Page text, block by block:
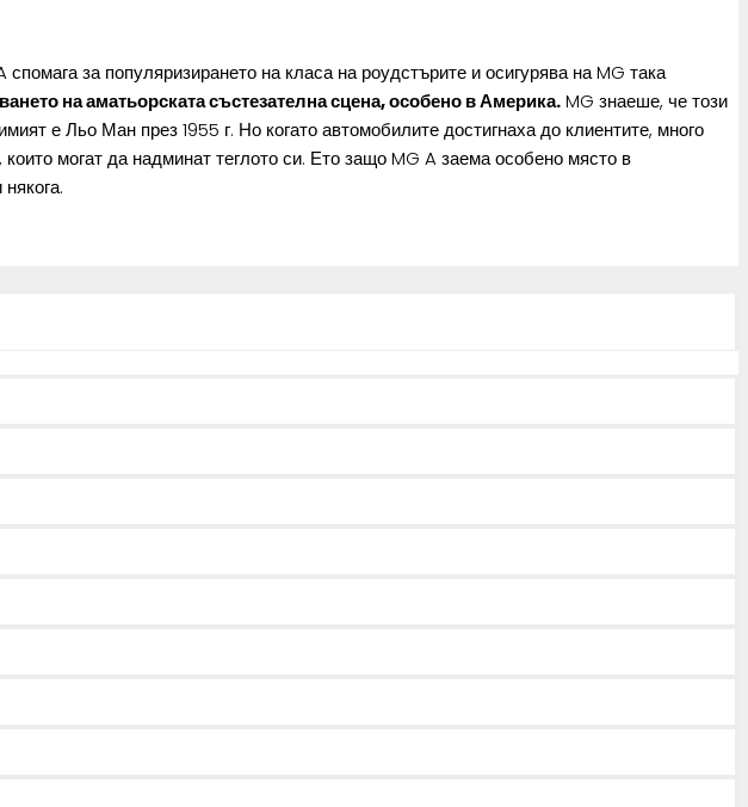
за популяризирането на класа на роудстърите и осигурява на MG така
на аматьорската състезателна сцена, особено в Америка.MG знаеше, че този
е Льо Ман през 1955 г. Но когато автомобилите достигнаха до клиентите, много
могат да надминат теглото си. Ето защо MG A заема особено място в